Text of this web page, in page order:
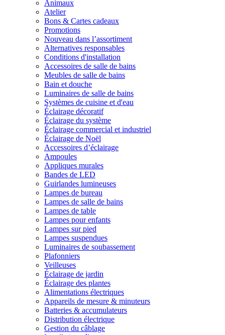
Animaux
Atelier
Bons & Cartes cadeaux
Promotions
Nouveau dans l’assortiment
Alternatives responsables
Conditions d'installation
Accessoires de salle de bains
Meubles de salle de bains
Bain et douche
Luminaires de salle de bains
Systèmes de cuisine et d'eau
Éclairage décoratif
Éclairage du système
Éclairage commercial et industriel
Éclairage de Noël
Accessoires d’éclairage
Ampoules
Appliques murales
Bandes de LED
Guirlandes lumineuses
Lampes de bureau
Lampes de salle de bains
Lampes de table
Lampes pour enfants
Lampes sur pied
Lampes suspendues
Luminaires de soubassement
Plafonniers
Veilleuses
Éclairage de jardin
Éclairage des plantes
Alimentations électriques
Appareils de mesure & minuteurs
Batteries & accumulateurs
Distribution électrique
Gestion du câblage